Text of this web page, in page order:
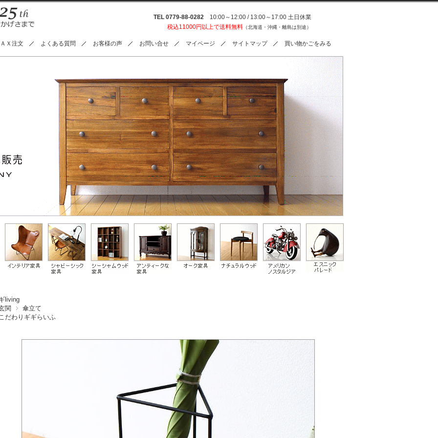
TEL 0779-88-0282 10:00～12:00 / 13:00～17:00 土日休業
税込11000円以上で送料無料 （北海道・沖縄・離島は別途）
Ｘ注文 よくある質問 お客様の声 お問い合せ マイページ サイトマップ 買い物かごをみる
living
関
傘立て
だわりギギらいふ